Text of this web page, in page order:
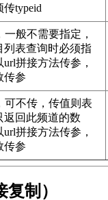
typeid
一般不需要指定，
列表查询时必须指
url拼接方法传参，
传参
可不传，传值则表
返回此频道的数
拼接方法传参，
传参
制）